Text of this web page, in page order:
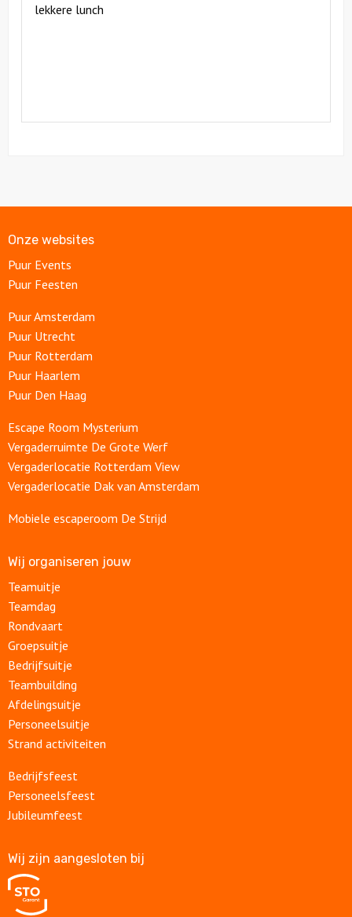
lekkere lunch
Onze websites
Puur Events
Puur Feesten
Puur Amsterdam
Puur Utrecht
Puur Rotterdam
Puur Haarlem
Puur Den Haag
Escape Room Mysterium
Vergaderruimte De Grote Werf
Vergaderlocatie Rotterdam View
Vergaderlocatie Dak van Amsterdam
Mobiele escaperoom De Strijd
Wij organiseren jouw
Teamuitje
Teamdag
Rondvaart
Groepsuitje
Bedrijfsuitje
Teambuilding
Afdelingsuitje
Personeelsuitje
Strand activiteiten
Bedrijfsfeest
Personeelsfeest
Jubileumfeest
Wij zijn aangesloten bij